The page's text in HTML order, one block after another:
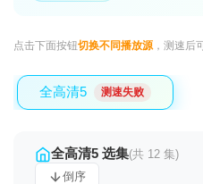
点击下面按钮切换不同播放源，测速后
全高清5 测速失败
全高清5 选集(共 12 集)
倒序